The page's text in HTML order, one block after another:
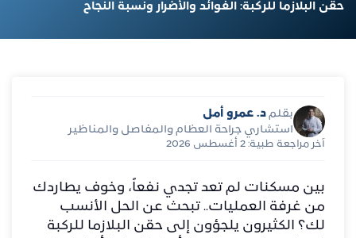
حقن البلازما للركبة: الفوائد والأضرار ونسبة النجاح
بقلم د. عمرو أمل
استشاري جراحة العظام والمفاصل والمناظير
آخر مراجعة طبية: 2 أغسطس 2026
بين مسكنات لم تعد تجدي نفعاً، وخوف يطاردك
من غرفة العمليات.. تبحث عن الحل الأنسب
لك؟ الكثيرون يلجؤون إلى حقن البلازما للركبة